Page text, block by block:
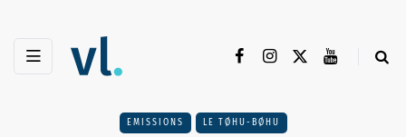
EMISSIONS LE TØHU-BØHU